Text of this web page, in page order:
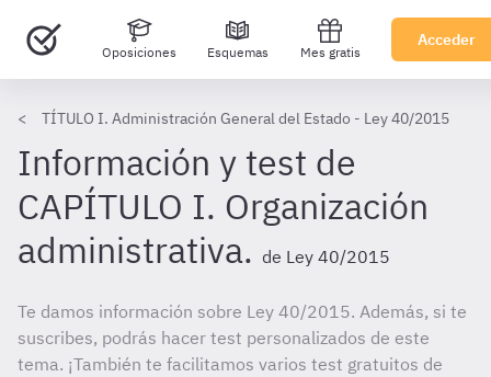
Oposiciones Esquemas Mes gratis
Acceder
TÍTULO I. Administración General del Estado - Ley 40/2015
Información y test de
CAPÍTULO I. Organización
administrativa. de Ley 40/2015
Te damos información sobre Ley 40/2015. Además, si te
suscribes, podrás hacer test personalizados de este
tema. ¡También te facilitamos varios test gratuitos de